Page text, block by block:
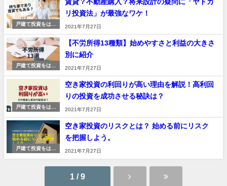
戸建て投資をはじ
賃貸？不動産購入？将来設計の疑問に「ヤドカ
リ投資法」が最強なワケ！
2021年7月27日
戸建て投資をはじ
【不労所得13種類】始めやすさと利益の大きさ
別に紹介
2021年7月27日
戸建て投資をはじ
空き家投資の利回りが高い理由を解説！高利回
りの投資を成功させる秘訣は？
2021年7月27日
戸建て投資をはじ
空き家投資のリスクとは？ 始める前にリスク
を把握しよう。
2021年7月27日
1 / 9